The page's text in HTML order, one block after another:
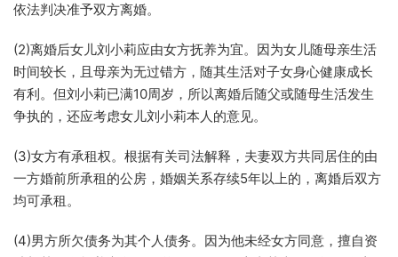
依法判决准予双方离婚。
(2)离婚后女儿刘小莉应由女方抚养为宜。因为女儿随母亲生活
时间较长，且母亲为无过错方，随其生活对子女身心健康成长
有利。但刘小莉已满10周岁，所以离婚后随父或随母生活发生
争执的，还应考虑女儿刘小莉本人的意见。
(3)女方有承租权。根据有关司法解释，夫妻双方共同居住的由
一方婚前所承租的公房，婚姻关系存续5年以上的，离婚后双方
均可承租。
(4)男方所欠债务为其个人债务。因为他未经女方同意，擅自资